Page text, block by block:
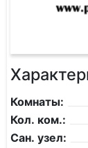
Комнаты:
Кол. ком.:
Сан. узел: